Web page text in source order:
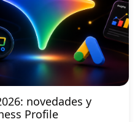
novedades y
Profile